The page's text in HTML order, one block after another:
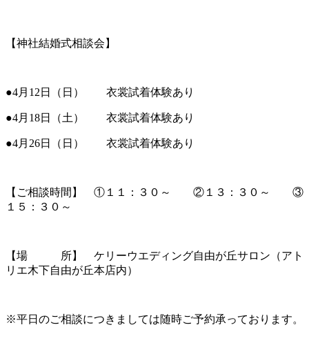
【神社結婚式相談会】
●4月12日（日） 衣裳試着体験あり
●4月18日（土） 衣裳試着体験あり
●4月26日（日） 衣裳試着体験あり
【ご相談時間】 ①１１：３０～ ②１３：３０～ ③
１５：３０～
【場 所】 ケリーウエディング自由が丘サロン（アト
リエ木下自由が丘本店内）
※平日のご相談につきましては随時ご予約承っております。